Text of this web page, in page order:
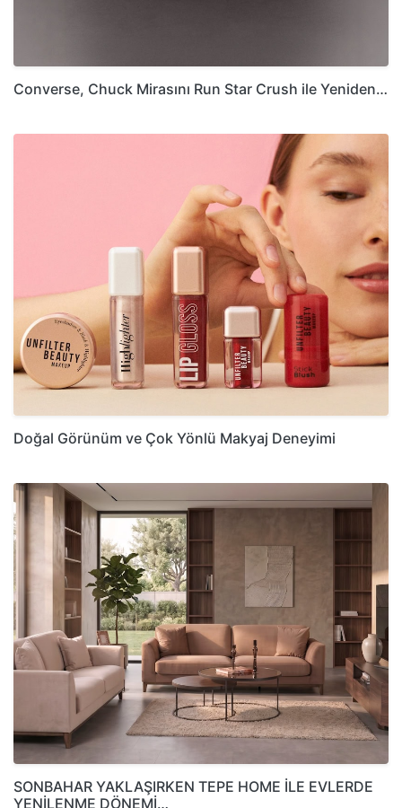
Converse, Chuck Mirasını Run Star Crush ile Yeniden…
Doğal Görünüm ve Çok Yönlü Makyaj Deneyimi
SONBAHAR YAKLAŞIRKEN TEPE HOME İLE EVLERDE
YENİLENME DÖNEMİ…